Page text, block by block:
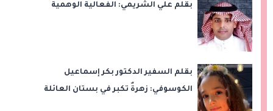
بقلم علي الشريمي: الفعالية الوهمية
بقلم السفير الدكتور بكر إسماعيل
الكوسوفي: زهرةٌ تكبر في بستان العائلة